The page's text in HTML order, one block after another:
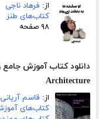
از: فرهاد ناجی
کتاب‌های طنز
۹۸ صفحه
Architecture
از: قاسم آریانی
کتاب‌های